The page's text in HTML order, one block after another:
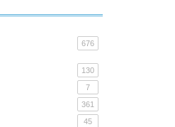
676
130
7
361
45